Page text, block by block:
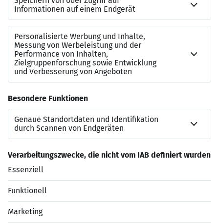
Sei mobil und flexibel:JobRad-Angebote,
Zuschüsse für das Deutschlandticket und die
Möglichkeit, bis zu zwei Monate mobil aus dem
EU-Ausland zu arbeiten, bieten dir maximale
Flexibilität.
Sicher in deine Zukunft:Unser hauseigener,
unabhängiger Versicherungsberater und -makler
für Altersvorsorge oder Krankenversicherung
parat.
Datenschutzerklärung